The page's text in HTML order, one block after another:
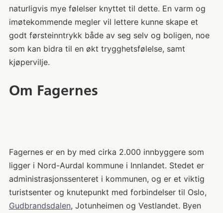
naturligvis mye følelser knyttet til dette. En varm og
imøtekommende megler vil lettere kunne skape et
godt førsteinntrykk både av seg selv og boligen, noe
som kan bidra til en økt trygghetsfølelse, samt
kjøpervilje.
Om Fagernes
Fagernes er en by med cirka 2.000 innbyggere som
ligger i Nord-Aurdal kommune i Innlandet. Stedet er
administrasjonssenteret i kommunen, og er et viktig
turistsenter og knutepunkt med forbindelser til Oslo,
Gudbrandsdalen, Jotunheimen og Vestlandet. Byen